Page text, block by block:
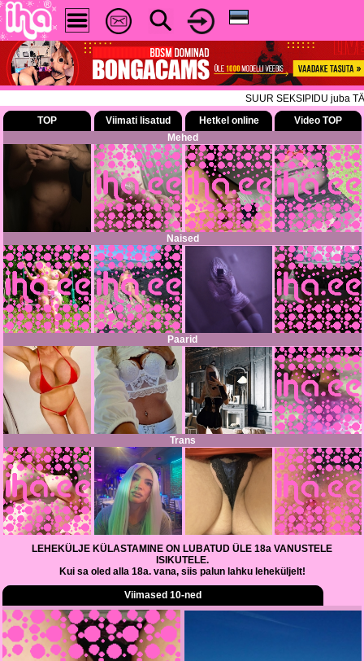
SUUR SEKSIPIDU juba
TOP
Viimati lisatud Hetkel online
Video TOP
Mehed
Naised
Paarid
Trans
LEHEKÜLJE KÜLASTAMINE ON LUBATUD ÜLE 18a VANUSTELE
ISIKUTELE.
Kui sa oled alla 18a. vana, siis palun lahku leheküljelt!
Viimased 10-ned